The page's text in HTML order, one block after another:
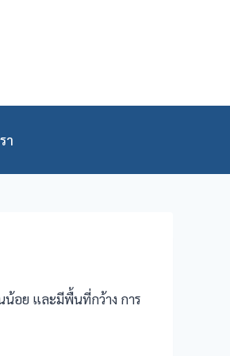
า
น้อย และมีพื้นที่กว้าง การ